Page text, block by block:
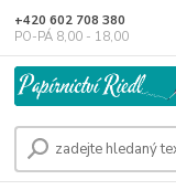
+420 602 708 380
PO-PÁ 8,00 - 18,00